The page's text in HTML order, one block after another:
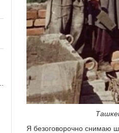
Ташкент,
Я безоговорочно снимаю